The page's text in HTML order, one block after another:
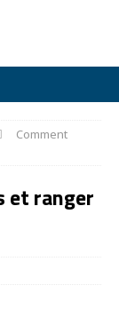
Comment
et ranger